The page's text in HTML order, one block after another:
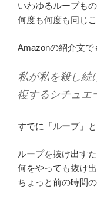
いわゆるループもの
何度も何度も同じ
Amazonの紹介文で
私が私を殺し
復するシチュエ
すでに「ループ」
ループを抜け出す
何をやっても抜け出
ちょっと前の時間